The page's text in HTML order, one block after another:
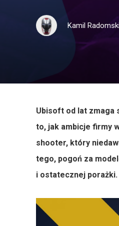
Kamil Radomski
Ubisoft od lat zmaga
to, jak ambicje firmy
shooter, który
tego, pogoń za
i ostatecznej porażki.